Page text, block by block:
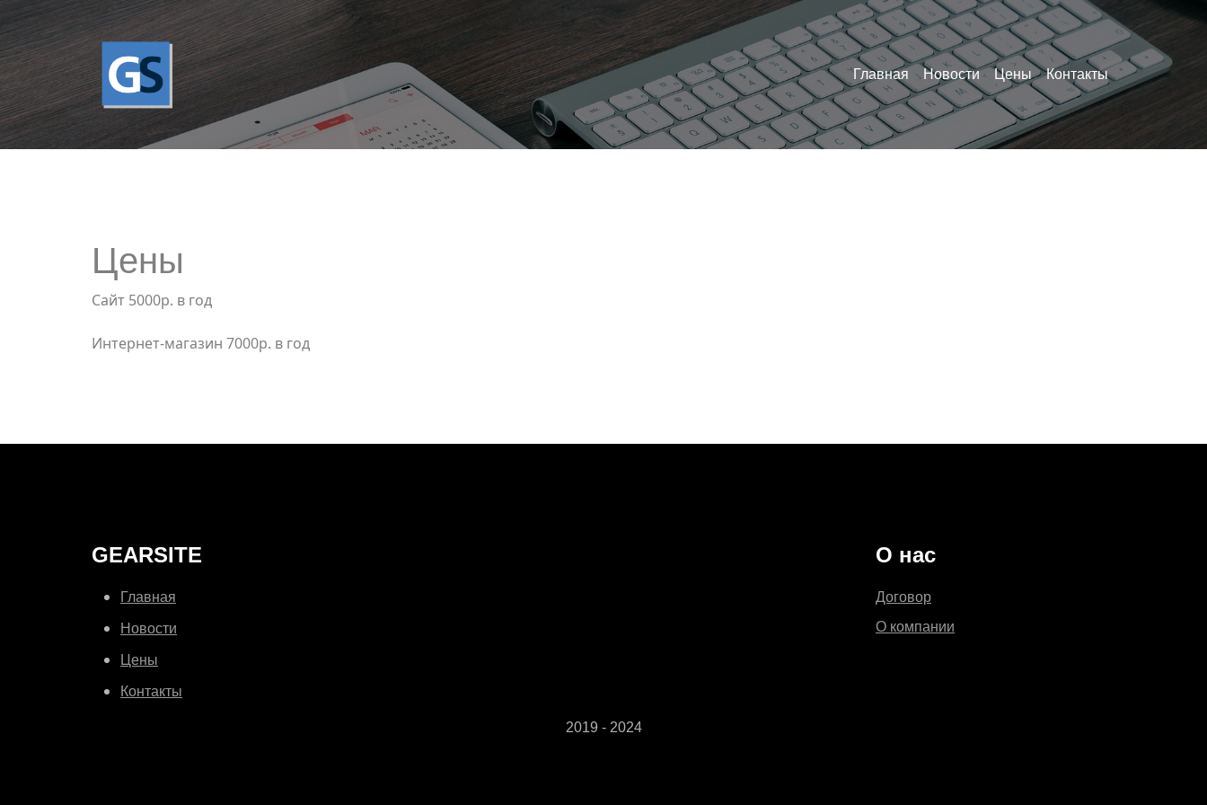
Главная Новости Цены Контакты
Цены
Сайт 5000р. в год
Интернет-магазин 7000р. в год
GEARSITE
Главная
Новости
Цены
Контакты
О нас
Договор
О компании
2019 - 2024